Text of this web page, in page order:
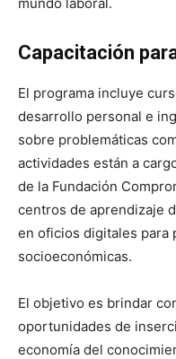
Capacitación
El programa incluye
desarrollo personal e
sobre problemáticas
actividades están a
de la Fundación
centros de aprendizaje
en oficios digitales para
socioeconómicas.
El objetivo es brindar
oportunidades de
economía del